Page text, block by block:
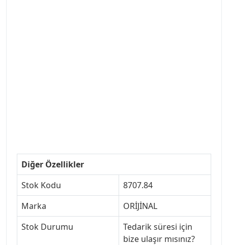
Diğer Özellikler
Stok Kodu
8707.84
Marka
ORİJİNAL
Stok Durumu
Tedarik süresi için
bize ulaşır mısınız?